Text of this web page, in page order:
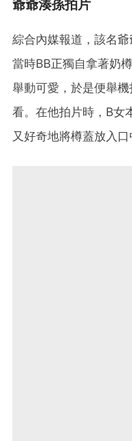
爺爺湊孫拍片
綜合內媒報道，該名
當時BB正獨自拿著奶
舉動可愛，於是便舉
看。在他拍片時，B女
又好奇地將樽蓋放入口